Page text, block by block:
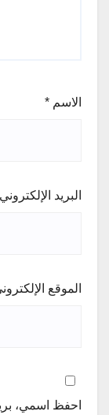
الاسم *
البريد الإلكتروني
الموقع
احفظ اسمي،